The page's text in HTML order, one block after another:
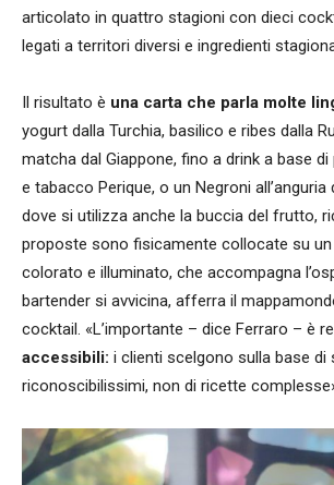
articolato in quattro stagioni con dieci
legati a territori diversi e ingredienti
Il risultato è una carta che parla molte
yogurt dalla Turchia, basilico e ribes dalla
matcha dal Giappone, fino a drink a base
e tabacco Perique, o un Negroni all’anguria
dove si utilizza anche la buccia del frutto,
proposte sono fisicamente collocate su
colorato e illuminato, che accompagna
bartender si avvicina, afferra il
cocktail. «L’importante – dice Ferraro – è
accessibili: i clienti scelgono sulla base di
riconoscibilissimi, non di ricette